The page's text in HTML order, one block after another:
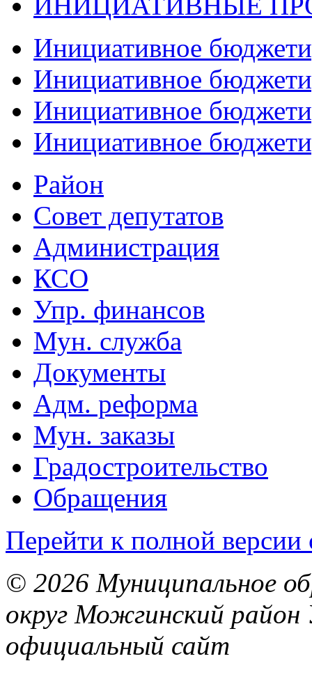
Инициативное
Инициативное
Инициативное
Инициативное
Район
Совет депутатов
Администрация
КСО
Упр. финансов
Мун. служба
Документы
Адм. реформа
Мун. заказы
Градостроительство
Обращения
Перейти к полной версии
© 2026 Муниципальное
округ Можгинский район
официальный сайт